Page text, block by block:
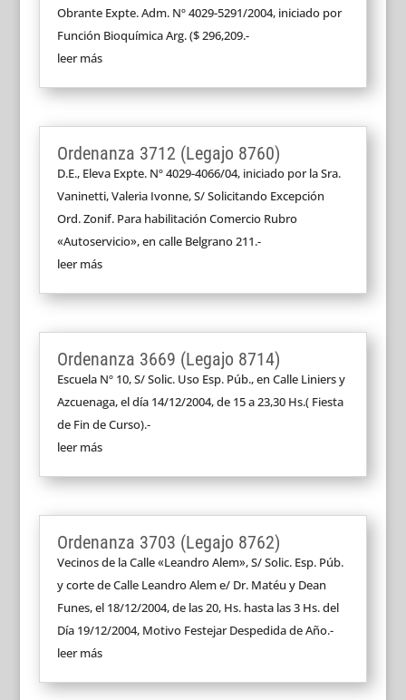
Obrante Expte. Adm. Nº 4029-5291/2004, iniciado por
Función Bioquímica Arg. ($ 296,209.-
leer más
Ordenanza 3712 (Legajo 8760)
D.E., Eleva Expte. Nº 4029-4066/04, iniciado por la Sra.
Vaninetti, Valeria Ivonne, S/ Solicitando Excepción
Ord. Zonif. Para habilitación Comercio Rubro
«Autoservicio», en calle Belgrano 211.-
leer más
Ordenanza 3669 (Legajo 8714)
Escuela Nº 10, S/ Solic. Uso Esp. Púb., en Calle Liniers y
Azcuenaga, el día 14/12/2004, de 15 a 23,30 Hs.( Fiesta
de Fin de Curso).-
leer más
Ordenanza 3703 (Legajo 8762)
Vecinos de la Calle «Leandro Alem», S/ Solic. Esp. Púb.
y corte de Calle Leandro Alem e/ Dr. Matéu y Dean
Funes, el 18/12/2004, de las 20, Hs. hasta las 3 Hs. del
Día 19/12/2004, Motivo Festejar Despedida de Año.-
leer más